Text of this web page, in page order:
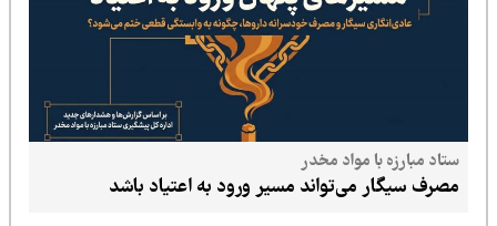
ستاد مبارزه با مواد مخدر
مصرف سیگار می‌تواند مسیر ورود به اعتیاد باشد